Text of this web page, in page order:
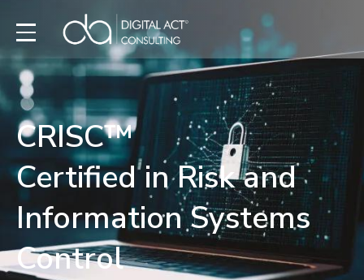
CRISC™
Certified in Risk and
Information Systems
Control